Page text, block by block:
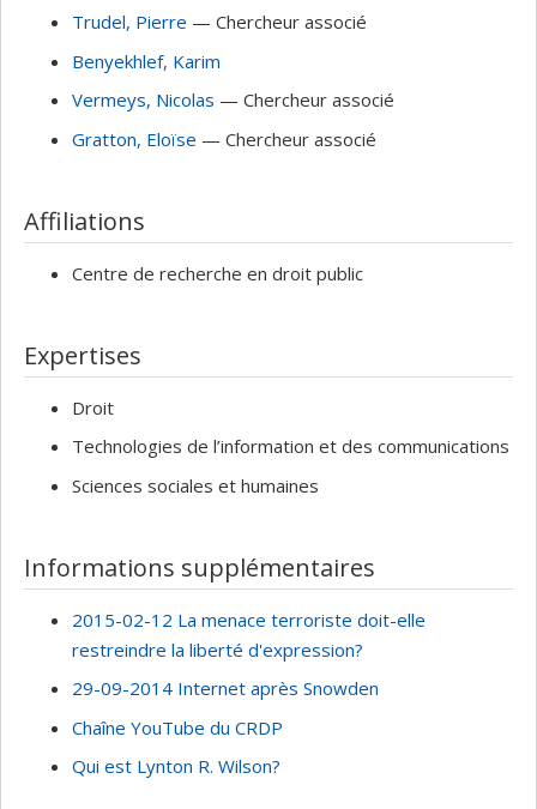
Trudel, Pierre — Chercheur associé
Benyekhlef, Karim
Vermeys, Nicolas — Chercheur associé
Gratton, Eloïse — Chercheur associé
Affiliations
Centre de recherche en droit public
Expertises
Droit
Technologies de l’information et des communications
Sciences sociales et humaines
Informations supplémentaires
2015-02-12 La menace terroriste doit-elle
restreindre la liberté d'expression?
29-09-2014 Internet après Snowden
Chaîne YouTube du CRDP
Qui est Lynton R. Wilson?